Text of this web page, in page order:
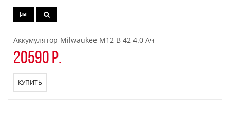
Аккумулятор Milwaukee M12 B 42 4.0 Ач
20590 р.
КУПИТЬ